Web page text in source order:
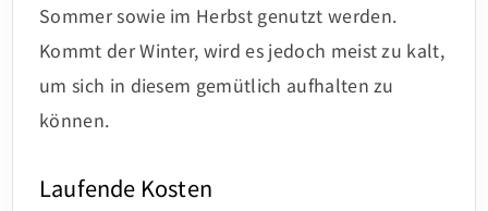
Sommer sowie im Herbst genutzt werden.
Kommt der Winter, wird es jedoch meist zu kalt,
um sich in diesem gemütlich aufhalten zu
können.
Laufende Kosten